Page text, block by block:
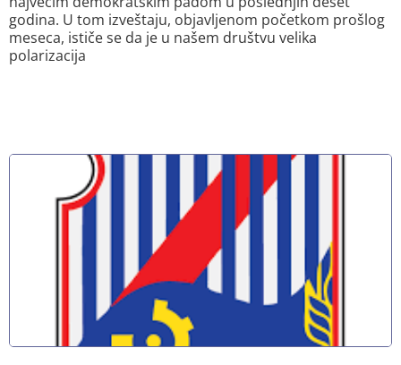
godina. U tom izveštaju, objavljenom početkom prošlog
meseca, ističe se da je u našem društvu velika
polarizacija